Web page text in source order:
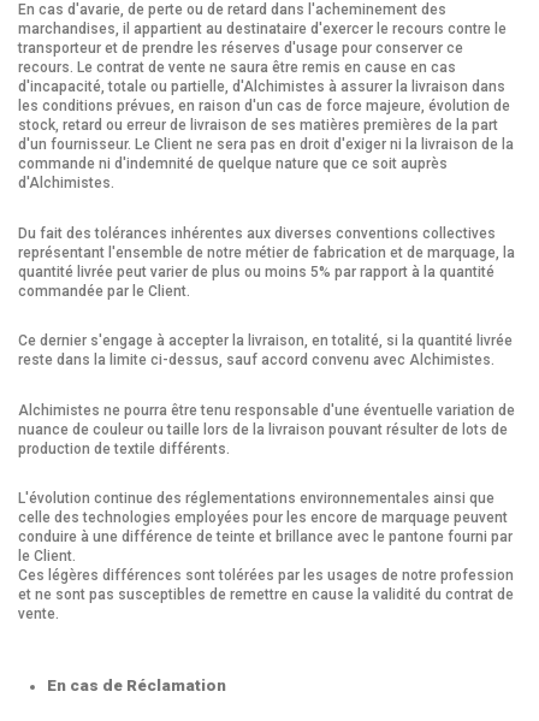
En cas d'avarie, de perte ou de retard dans l'acheminement des
marchandises, il appartient au destinataire d'exercer le recours contre le
transporteur et de prendre les réserves d'usage pour conserver ce
recours. Le contrat de vente ne saura être remis en cause en cas
d'incapacité, totale ou partielle, d'Alchimistes à assurer la livraison dans
les conditions prévues, en raison d'un cas de force majeure, évolution de
stock, retard ou erreur de livraison de ses matières premières de la part
d'un fournisseur. Le Client ne sera pas en droit d'exiger ni la livraison de la
commande ni d'indemnité de quelque nature que ce soit auprès
d'Alchimistes.
Du fait des tolérances inhérentes aux diverses conventions collectives
représentant l'ensemble de notre métier de fabrication et de marquage, la
quantité livrée peut varier de plus ou moins 5% par rapport à la quantité
commandée par le Client.
Ce dernier s'engage à accepter la livraison, en totalité, si la quantité livrée
reste dans la limite ci-dessus, sauf accord convenu avec Alchimistes.
Alchimistes ne pourra être tenu responsable d'une éventuelle variation de
nuance de couleur ou taille lors de la livraison pouvant résulter de lots de
production de textile différents.
L'évolution continue des réglementations environnementales ainsi que
celle des technologies employées pour les encore de marquage peuvent
conduire à une différence de teinte et brillance avec le pantone fourni par
le Client.
Ces légères différences sont tolérées par les usages de notre profession
et ne sont pas susceptibles de remettre en cause la validité du contrat de
vente.
En cas de Réclamation